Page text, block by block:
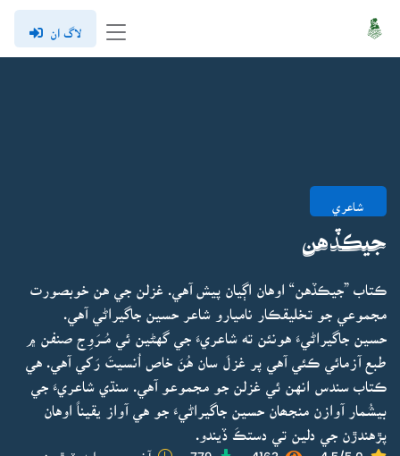
لاگ ان
شاعري
جيڪڏهن
ڪتاب ”جيڪڏهن“ اوهان اڳيان پيش آهي. غزلن جي هن خوبصورت
مجموعي جو تخليقڪار ناميارو شاعر حسين جاگيراڻي آهي.
حسين جاگيراڻيءَ هونئن ته شاعريءَ جي گهڻين ئي مُــرَوِج صنفن ۾
طبع آزمائي ڪئي آهي پر غزلَ سان هُنَ خاص اُنسيتَ رَکي آهي. هي
ڪتاب سندس انهن ئي غزلن جو مجموعو آهي. سنڌي شاعريءَ جي
بيشُمار آوازن منجھان حسين جاگيراڻيءَ جو هي آواز يقيناً اوهان
پڙهندڙن جي دلين تي دستڪَ ڏيندو.
4.5/5.0
4163
779 آخري ڀيرو اپڊيٽ ٿيو: